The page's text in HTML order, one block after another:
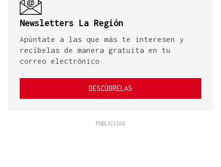
Newsletters La Región
Apúntate a las que más te interesen y
recíbelas de manera gratuita en tu
correo electrónico
DESCÚBRELAS